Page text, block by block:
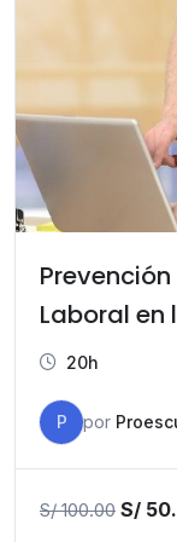
Laboral en
20h
P por
S/100.00 El
S/